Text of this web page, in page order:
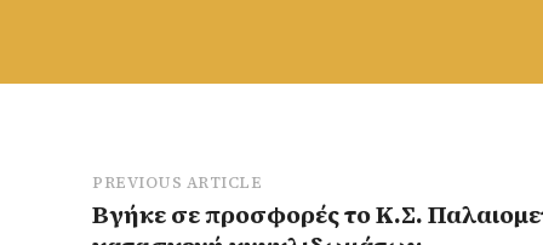
PREVIOUS ARTICLE
Βγήκε σε προσφορές το Κ.Σ.